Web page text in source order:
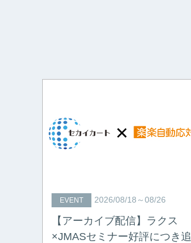
EVENT 2026/08/18～08/26
【アーカイブ配信】ラクス
×JMASセミナー好評につき追